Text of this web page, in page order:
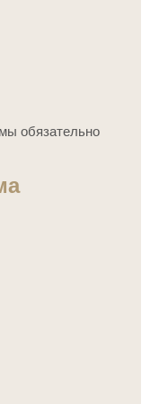
обязательно